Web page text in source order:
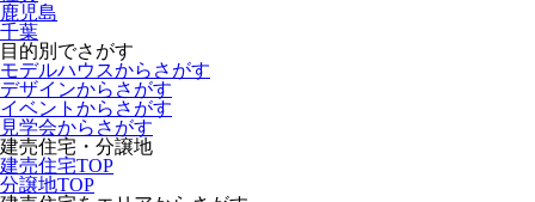
鹿児島
千葉
目的別でさがす
モデルハウスからさがす
デザインからさがす
イベントからさがす
見学会からさがす
建売住宅・分譲地
建売住宅TOP
分譲地TOP